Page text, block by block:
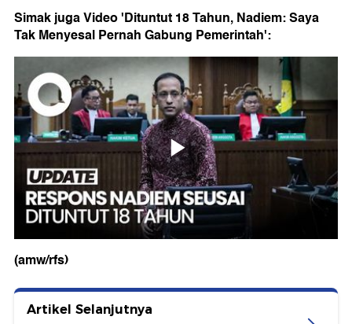
Simak juga Video 'Dituntut 18 Tahun, Nadiem: Saya
Tak Menyesal Pernah Gabung Pemerintah':
(amw/rfs)
Artikel Selanjutnya